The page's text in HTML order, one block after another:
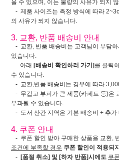
을 수 있으며, 이는 불량의 사유가 되지
- 제품 사이즈는 측정 방식에 따라
의 사유가 되지 않습니다.
3. 교환, 반품 배송비 안내
- 교환, 반품 배송비는 고객님이 부담
있습니다.
아래 [배송비 확인하러 가기]를 클릭
수 있습니다.
- 교환,반품 배송비는 경우에 따라
- 무겁고 부피가 큰 제품(카페트 등)은
부과될 수 있습니다.
- 도서 산간 지역은 기본 배송비 + 추가
4. 쿠폰 안내
- 쿠폰 할인 받아 구매한 상품을 교환,
조건에 부족할 경우 쿠폰 할인이 적용되
- [품절 취소] 및 [하자 반품]시에도 쿠